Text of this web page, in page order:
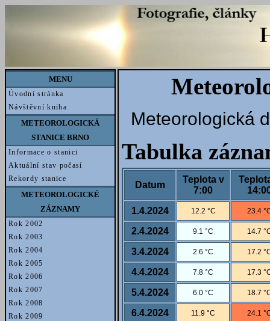
MENU
Úvodní stránka
Návštěvní kniha
METEOROLOGICKÁ
STANICE BRNO
Informace o stanici
Aktuální stav počasí
Rekordy stanice
METEOROLOGICKÉ
ZÁZNAMY
Rok 2002
Rok 2003
Rok 2004
Rok 2005
Rok 2006
Rok 2007
Rok 2008
Rok 2009
Meteorologická
Tabulka
Datum
Teplota v
7:00
1.4.2024
12.2 °C 23.4
2.4.2024 9.1 °C 14.7
3.4.2024 2.6 °C 17.2
4.4.2024 7.8 °C 17.3
5.4.2024 6.0 °C 18.7
6.4.2024 11.9 °C 24.1